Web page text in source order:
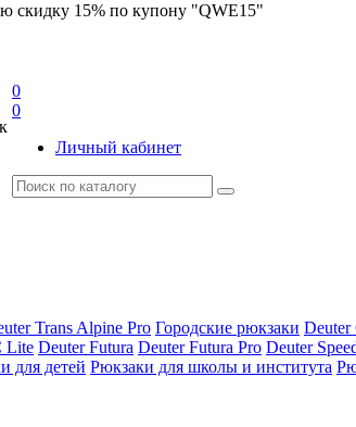
скидку 15% по купону "QWE15"
0
0
Личный кабинет
Trans Alpine Pro Городские рюкзаки Deuter
Lite Deuter Futura Deuter Futura Pro Deuter
для детей Рюкзаки для школы и института